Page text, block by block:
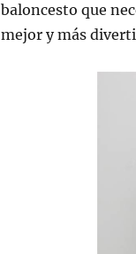
baloncesto que
mejor y más